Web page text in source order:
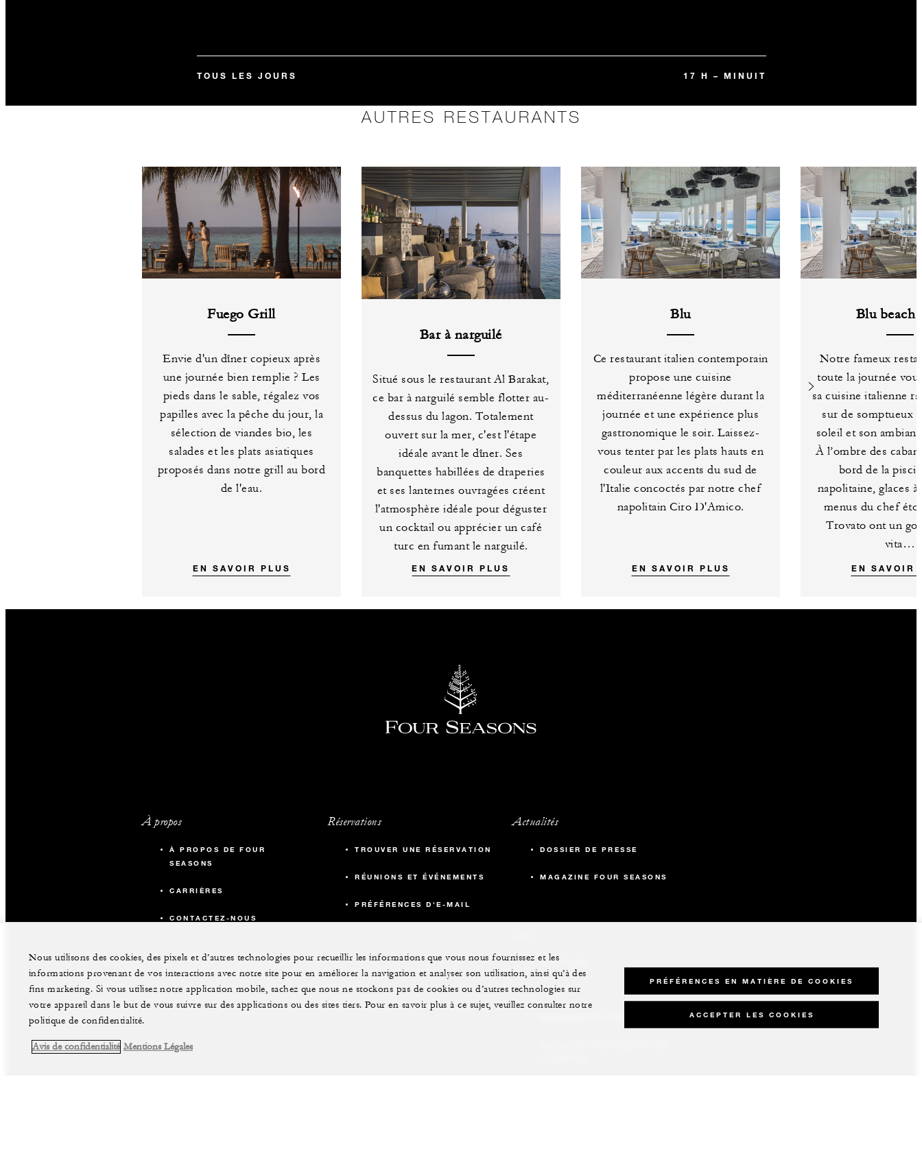
TOUS LES JOURS 17 H – MINUIT
AUTRES RESTAURANTS
Fuego Grill
Envie d'un dîner copieux après
une journée bien remplie ? Les
pieds dans le sable, régalez vos
papilles avec la pêche du jour, la
sélection de viandes bio, les
salades et les plats asiatiques
proposés dans notre grill au bord
de l'eau.
EN SAVOIR PLUS
Bar à narguilé
Situé sous le restaurant Al Barakat,
ce bar à narguilé semble flotter au-
dessus du lagon. Totalement
ouvert sur la mer, c'est l'étape
idéale avant le dîner. Ses
banquettes habillées de draperies
et ses lanternes ouvragées créent
l'atmosphère idéale pour déguster
un cocktail ou apprécier un café
turc en fumant le narguilé.
EN SAVOIR PLUS
Blu
Ce restaurant italien contemporain
propose une cuisine
méditerranéenne légère durant la
journée et une expérience plus
gastronomique le soir. Laissez-
vous tenter par les plats hauts en
couleur aux accents du sud de
l'Italie concoctés par notre chef
napolitain Ciro D'Amico.
EN SAVOIR PLUS
Blu beach
Notre fameux
toute la journée
sa cuisine italienne
sur de somptueux
soleil et son
À l’ombre des
bord de la
napolitaine, glaces à
menus du chef
Trovato ont un
vita…
EN SAVOIR
À propos
À PROPOS DE FOUR
SEASONS
CARRIÈRES
CONTACTEZ-NOUS
Réservations
TROUVER UNE RÉSERVATION
RÉUNIONS ET ÉVÉNEMENTS
PRÉFÉRENCES D'E-MAIL
Actualités
DOSSIER DE PRESSE
MAGAZINE FOUR SEASONS
JET PRIVÉ
YACHTS
Nous utilisons des cookies, des pixels et d’autres technologies pour recueillir les informations que vous nous fournissez et les
informations provenant de vos interactions avec notre site pour en améliorer la navigation et analyser son utilisation, ainsi qu’à des
fins marketing. Si vous utilisez notre application mobile, sachez que nous ne stockons pas de cookies ou d’autres technologies sur
votre appareil dans le but de vous suivre sur des applications ou des sites tiers. Pour en savoir plus à ce sujet, veuillez consulter notre
politique de confidentialité.
Avis de confidentialité Mentions Légales
PRÉFÉRENCES EN MATIÈRE DE COOKIES
ACCEPTER LES COOKIES